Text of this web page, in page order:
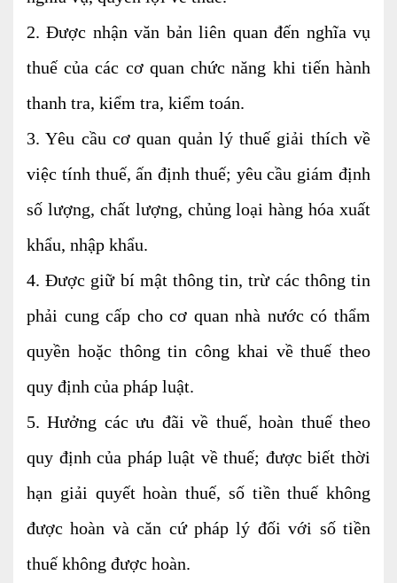
TIN TỨC VĂN BẢN PHÁP LUẬT TƯ VẤN HỎI ĐÁP
2. Được nhận văn bản liên quan đến nghĩa vụ
thuế của các cơ quan chức năng khi tiến hành
thanh tra, kiểm tra, kiểm toán.
3. Yêu cầu cơ quan quản lý thuế giải thích về
việc tính thuế, ấn định thuế; yêu cầu giám định
số lượng, chất lượng, chủng loại hàng hóa xuất
khẩu, nhập khẩu.
4. Được giữ bí mật thông tin, trừ các thông tin
phải cung cấp cho cơ quan nhà nước có thẩm
quyền hoặc thông tin công khai về thuế theo
quy định của pháp luật.
5. Hưởng các ưu đãi về thuế, hoàn thuế theo
quy định của pháp luật về thuế; được biết thời
hạn giải quyết hoàn thuế, số tiền thuế không
được hoàn và căn cứ pháp lý đối với số tiền
thuế không được hoàn.